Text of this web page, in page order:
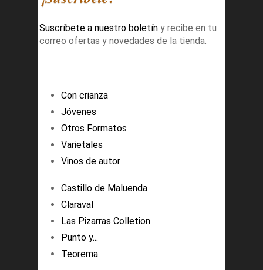
Suscríbete a nuestro boletín y recibe en tu
correo ofertas y novedades de la tienda.
Con crianza
Jóvenes
Otros Formatos
Varietales
Vinos de autor
Castillo de Maluenda
Claraval
Las Pizarras Colletion
Punto y...
Teorema